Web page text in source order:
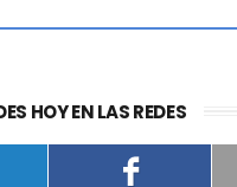
HOY EN LAS REDES